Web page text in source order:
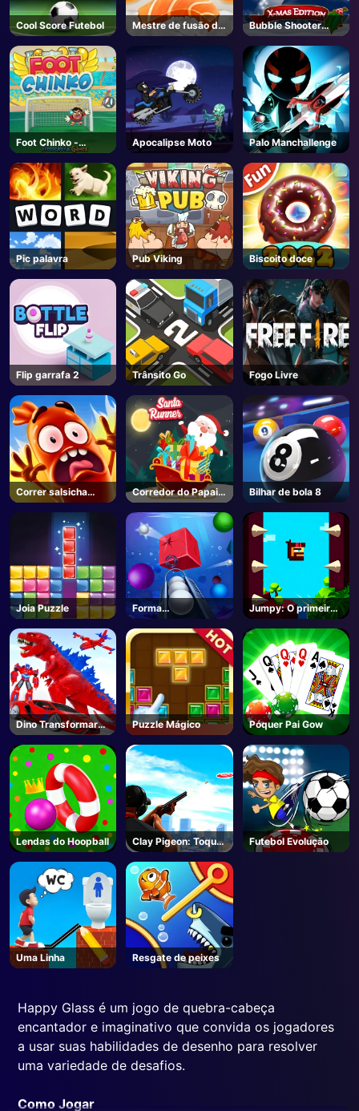
Cool Score Futebol
Mestre de fusão de
sushi
Bubble Shooter
Blitz
Foot Chinko -
Unblocked Jogos
Apocalipse Moto Palo Manchallenge
Pic palavra Pub Viking Biscoito doce
Flip garrafa 2 Trânsito Go Fogo Livre
Correr salsicha
Correr
Corredor do Papai
Noel
Bilhar de bola 8
Joia Puzzle
Forma
esmagamento
Jumpy: O primeiro
saltador
Dino Transformar
Corrida
Puzzle Mágico Póquer Pai Gow
Lendas do Hoopball
Clay Pigeon: Toque
e atire
Futebol Evolução
Uma Linha Resgate de peixes
Happy Glass é um jogo de quebra-cabeça
encantador e imaginativo que convida os jogadores
a usar suas habilidades de desenho para resolver
uma variedade de desafios.
Como Jogar